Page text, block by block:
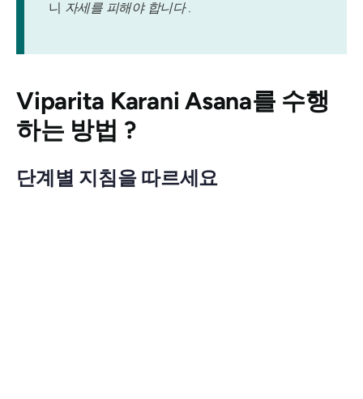
니 자세를 피해야 합니다 .
Viparita Karani Asana를 수행
하는 방법 ?
단계별 지침을 따르세요